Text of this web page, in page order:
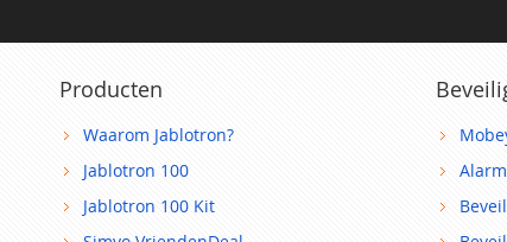
Producten
Waarom Jablotron?
Jablotron 100
Jablotron 100 Kit